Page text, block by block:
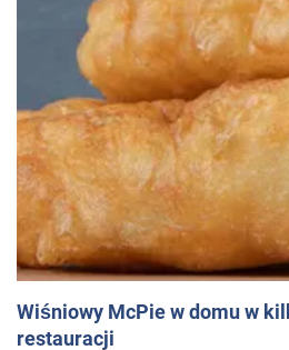
Wiśniowy McPie w domu w
restauracji